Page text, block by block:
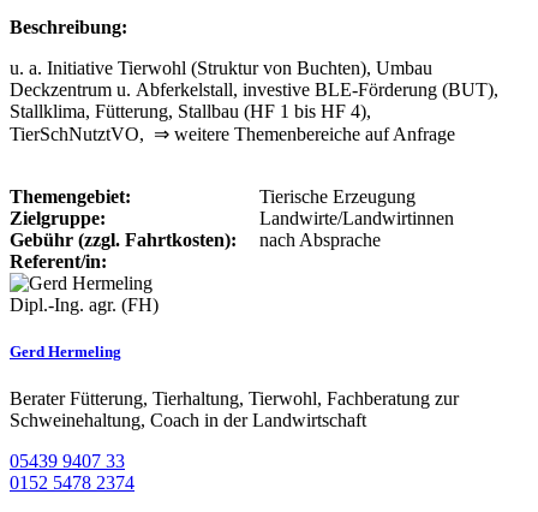
Beschreibung:
u. a. Initiative Tierwohl (Struktur von Buchten), Umbau
Deckzentrum u. Abferkelstall, investive BLE-Förderung (BUT),
Stallklima, Fütterung, Stallbau (HF 1 bis HF 4),
TierSchNutztVO, ⇒ weitere Themenbereiche auf Anfrage
Themengebiet:
Tierische Erzeugung
Zielgruppe:
Landwirte/Landwirtinnen
Gebühr (zzgl. Fahrtkosten):
nach Absprache
Referent/in:
Dipl.-Ing. agr. (FH)
Gerd Hermeling
Berater Fütterung, Tierhaltung, Tierwohl, Fachberatung zur
Schweinehaltung, Coach in der Landwirtschaft
05439 9407 33
0152 5478 2374